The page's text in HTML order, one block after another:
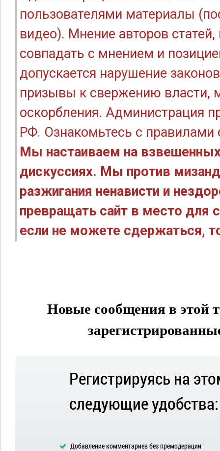
пользователями материалы
видео). Мнение авторов
совпадать с мнением и
допускается нарушение
призывы к свержению власти,
оскорбления. Администрация
РФ. Ознакомьтесь с правилами
Мы настаиваем на
дискуссиях. Мы против
разжигания ненависти и
превращать сайт в место для
если не можете сдержаться,
Новые сообщения в этой
Регистрируясь на
следующие удобства:
Добавление комментариев без премодерации